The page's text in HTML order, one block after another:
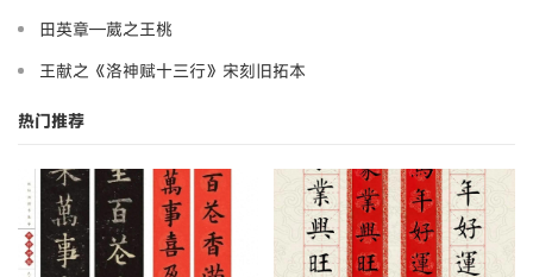
田英章—葳之王桃
王献之《洛神赋十三行》宋刻旧拓本
热门推荐